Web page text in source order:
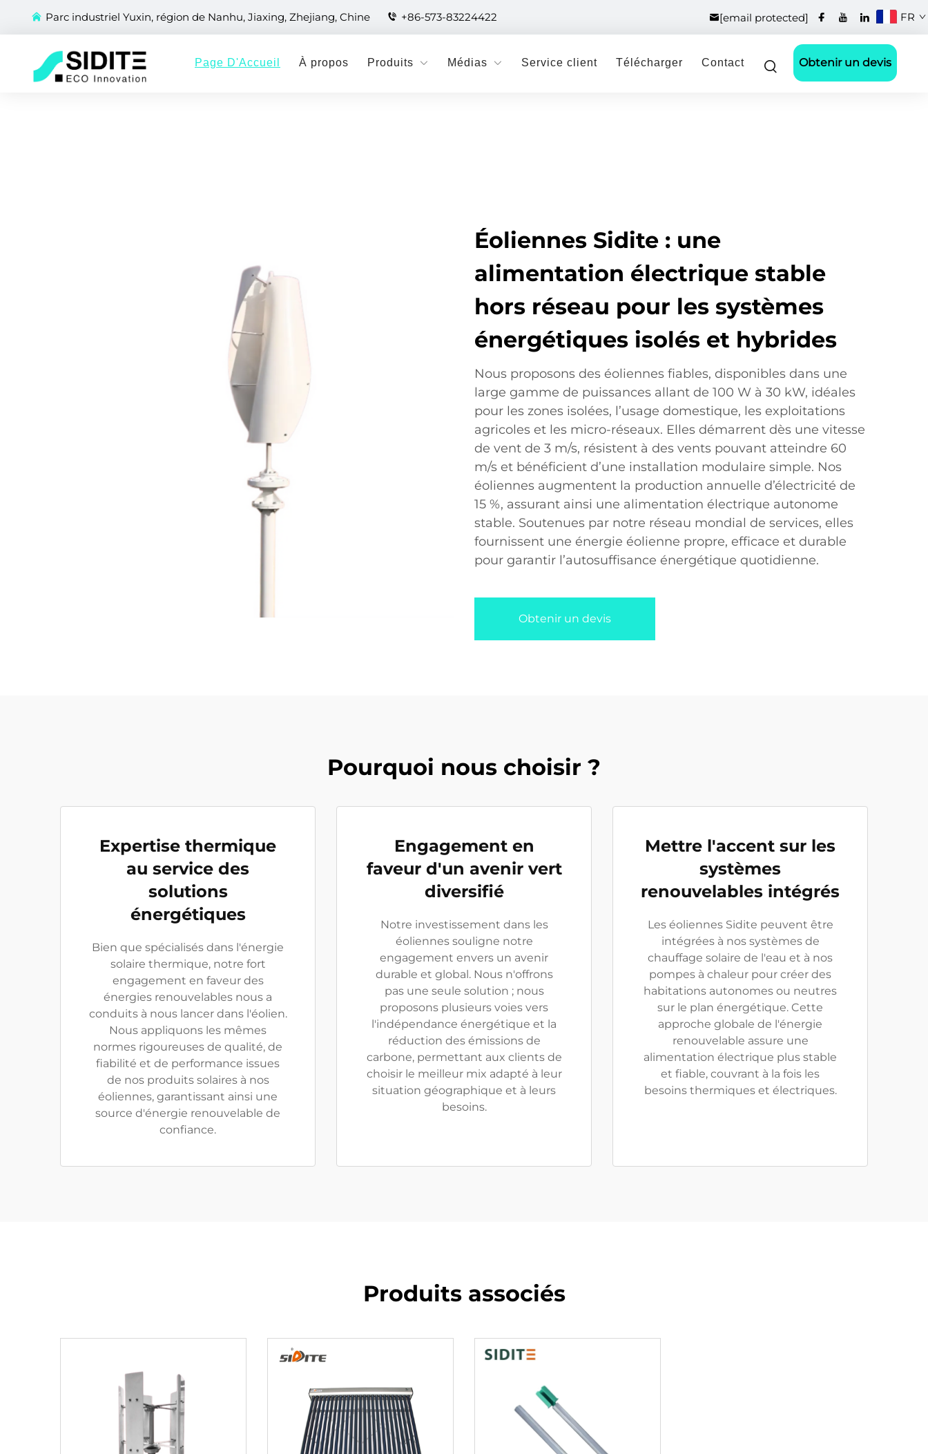
Parc industriel Yuxin, région de Nanhu, Jiaxing, Zhejiang, Chine +86-573-83224422 [email protected] FR
Page D'Accueil À propos Produits Médias Service client Télécharger Contact Obtenir un devis
Éoliennes Sidite : une
alimentation électrique stable
hors réseau pour les systèmes
énergétiques isolés et hybrides
Nous proposons des éoliennes fiables, disponibles dans une
large gamme de puissances allant de 100 W à 30 kW, idéales
pour les zones isolées, l’usage domestique, les exploitations
agricoles et les micro-réseaux. Elles démarrent dès une vitesse
de vent de 3 m/s, résistent à des vents pouvant atteindre 60
m/s et bénéficient d’une installation modulaire simple. Nos
éoliennes augmentent la production annuelle d’électricité de
15 %, assurant ainsi une alimentation électrique autonome
stable. Soutenues par notre réseau mondial de services, elles
fournissent une énergie éolienne propre, efficace et durable
pour garantir l’autosuffisance énergétique quotidienne.
Obtenir un devis
Pourquoi nous choisir ?
Expertise thermique
au service des
solutions
énergétiques
Bien que spécialisés dans l'énergie
solaire thermique, notre fort
engagement en faveur des
énergies renouvelables nous a
conduits à nous lancer dans l'éolien.
Nous appliquons les mêmes
normes rigoureuses de qualité, de
fiabilité et de performance issues
de nos produits solaires à nos
éoliennes, garantissant ainsi une
source d'énergie renouvelable de
confiance.
Engagement en
faveur d'un avenir vert
diversifié
Notre investissement dans les
éoliennes souligne notre
engagement envers un avenir
durable et global. Nous n'offrons
pas une seule solution ; nous
proposons plusieurs voies vers
l'indépendance énergétique et la
réduction des émissions de
carbone, permettant aux clients de
choisir le meilleur mix adapté à leur
situation géographique et à leurs
besoins.
Mettre l'accent sur les
systèmes
renouvelables intégrés
Les éoliennes Sidite peuvent être
intégrées à nos systèmes de
chauffage solaire de l'eau et à nos
pompes à chaleur pour créer des
habitations autonomes ou neutres
sur le plan énergétique. Cette
approche globale de l'énergie
renouvelable assure une
alimentation électrique plus stable
et fiable, couvrant à la fois les
besoins thermiques et électriques.
Produits associés